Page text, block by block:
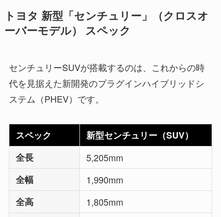
トヨタ 新型「センチュリー」（クロスオ
ーバーモデル） スペック
センチュリーSUVが搭載するのは、これからの時
代を見据えた新開発のプラグインハイブリッドシ
ステム（PHEV）です。
スペック 新型センチュリー （SUV）
全長
5,205mm
全幅
1,990mm
全高
1,805mm